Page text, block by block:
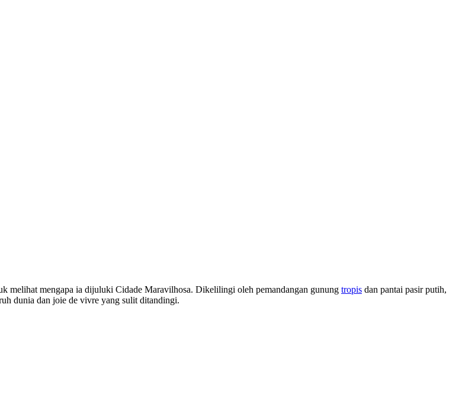
melihat mengapa ia dijuluki Cidade Maravilhosa. Dikelilingi oleh pemandangan gunung tropis dan pantai pasir putih,
dunia dan joie de vivre yang sulit ditandingi.